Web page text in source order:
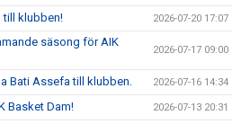
till klubben! 2026-07-20 17:07
säsong för AIK
2026-07-17 09:00
Bati Assefa till klubben. 2026-07-16 14:34
Basket Dam! 2026-07-13 20:31